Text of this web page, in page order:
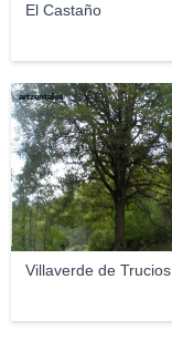
El Castaño
Villaverde de Trucios
artzentales